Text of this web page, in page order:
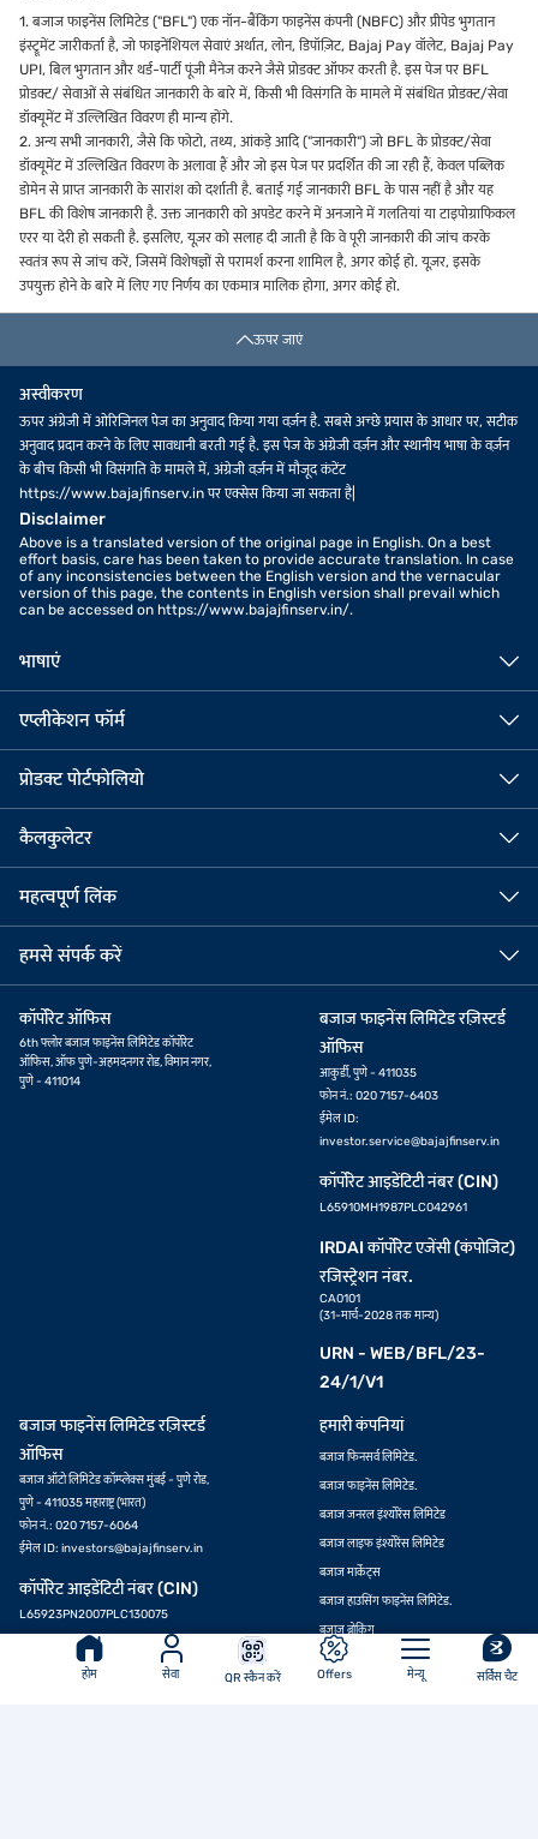
होम सेवा QR स्कैन करें Offers मेन्यू सर्विस चैट
1. बजाज फाइनेंस लिमिटेड ("BFL") एक नॉन-बैंकिंग फाइनेंस कंपनी (NBFC) और प्रीपेड भुगतान
इंस्ट्रूमेंट जारीकर्ता है, जो फाइनेंशियल सेवाएं अर्थात, लोन, डिपॉज़िट, Bajaj Pay वॉलेट, Bajaj Pay
UPI, बिल भुगतान और थर्ड-पार्टी पूंजी मैनेज करने जैसे प्रोडक्ट ऑफर करती है. इस पेज पर BFL
प्रोडक्ट/ सेवाओं से संबंधित जानकारी के बारे में, किसी भी विसंगति के मामले में संबंधित प्रोडक्ट/सेवा
डॉक्यूमेंट में उल्लिखित विवरण ही मान्य होंगे.
2. अन्य सभी जानकारी, जैसे कि फोटो, तथ्य, आंकड़े आदि ("जानकारी") जो BFL के प्रोडक्ट/सेवा
डॉक्यूमेंट में उल्लिखित विवरण के अलावा हैं और जो इस पेज पर प्रदर्शित की जा रही हैं, केवल पब्लिक
डोमेन से प्राप्त जानकारी के सारांश को दर्शाती है. बताई गई जानकारी BFL के पास नहीं है और यह
BFL की विशेष जानकारी है. उक्त जानकारी को अपडेट करने में अनजाने में गलतियां या टाइपोग्राफिकल
एरर या देरी हो सकती है. इसलिए, यूज़र को सलाह दी जाती है कि वे पूरी जानकारी की जांच करके
स्वतंत्र रूप से जांच करें, जिसमें विशेषज्ञों से परामर्श करना शामिल है, अगर कोई हो. यूज़र, इसके
उपयुक्त होने के बारे में लिए गए निर्णय का एकमात्र मालिक होगा, अगर कोई हो.
ऊपर जाएं
अस्वीकरण
ऊपर अंग्रेजी में ओरिजिनल पेज का अनुवाद किया गया वर्ज़न है. सबसे अच्छे प्रयास के आधार पर, सटीक
अनुवाद प्रदान करने के लिए सावधानी बरती गई है. इस पेज के अंग्रेजी वर्ज़न और स्थानीय भाषा के वर्ज़न
के बीच किसी भी विसंगति के मामले में, अंग्रेजी वर्ज़न में मौजूद कंटेंट
https://www.bajajfinserv.in पर एक्सेस किया जा सकता है|
Disclaimer
Above is a translated version of the original page in English. On a best
effort basis, care has been taken to provide accurate translation. In case
of any inconsistencies between the English version and the vernacular
version of this page, the contents in English version shall prevail which
can be accessed on https://www.bajajfinserv.in/.
भाषाएं
एप्लीकेशन फॉर्म
प्रोडक्ट पोर्टफोलियो
कैलकुलेटर
महत्वपूर्ण लिंक
हमसे संपर्क करें
कॉर्पोरेट ऑफिस
6th फ्लोर बजाज फाइनेंस लिमिटेड कॉर्पोरेट
ऑफिस, ऑफ पुणे-अहमदनगर रोड, विमान नगर,
पुणे - 411014
बजाज फाइनेंस लिमिटेड रज़िस्टर्ड
ऑफिस
आकुर्डी, पुणे - 411035
फोन नं.: 020 7157-6403
ईमेल ID:
investor.service@bajajfinserv.in
कॉर्पोरेट आइडेंटिटी नंबर (CIN)
L65910MH1987PLC042961
IRDAI कॉर्पोरेट एजेंसी (कंपोजिट)
रजिस्ट्रेशन नंबर.
CA0101
(31-मार्च-2028 तक मान्य)
URN - WEB/BFL/23-
24/1/V1
बजाज फाइनेंस लिमिटेड रज़िस्टर्ड
ऑफिस
बजाज ऑटो लिमिटेड कॉम्प्लेक्स मुंबई - पुणे रोड,
पुणे - 411035 महाराष्ट्र (भारत)
फोन नं.: 020 7157-6064
ईमेल ID: investors@bajajfinserv.in
कॉर्पोरेट आइडेंटिटी नंबर (CIN)
L65923PN2007PLC130075
हमारी कंपनियां
बजाज फिनसर्व लिमिटेड.
बजाज फाइनेंस लिमिटेड.
बजाज जनरल इंश्योरेंस लिमिटेड
बजाज लाइफ इंश्योरेंस लिमिटेड
बजाज मार्केट्स
बजाज हाउसिंग फाइनेंस लिमिटेड.
बजाज ब्रोकिंग
बजाज फिनसर्व हेल्थ लिमिटेड.